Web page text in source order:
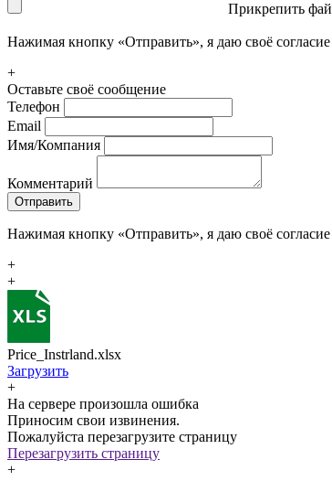
Прикрепить
Нажимая кнопку «Отправить», я даю своё согласие
+
Оставьте своё сообщение
Телефон
Email
Имя/Компания
Комментарий
Отправить
Нажимая кнопку «Отправить», я даю своё согласие
+
+
Price_Instrland.xlsx
Загрузить
+
На сервере произошла ошибка
Приносим свои извинения.
Пожалуйста перезагрузите страницу
Перезагрузить страницу
+